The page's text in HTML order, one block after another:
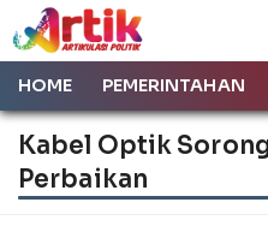
HOME PEMERINTAHAN
Kabel Optik
Perbaikan